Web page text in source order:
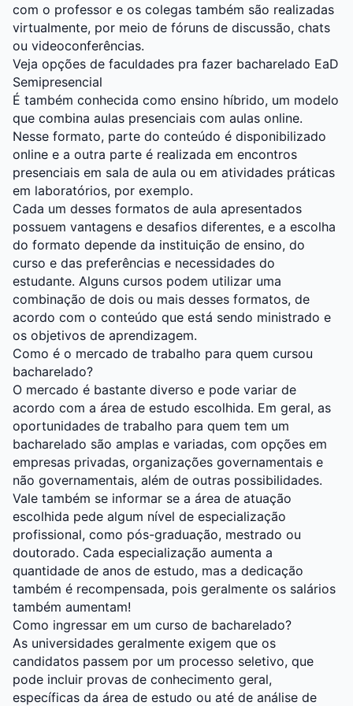
com o professor e os colegas também são realizadas
virtualmente, por meio de fóruns de discussão, chats
ou videoconferências.
Veja opções de faculdades pra fazer bacharelado EaD
Semipresencial
É também conhecida como ensino híbrido, um modelo
que combina aulas presenciais com aulas online.
Nesse formato, parte do conteúdo é disponibilizado
online e a outra parte é realizada em encontros
presenciais em sala de aula ou em atividades práticas
em laboratórios, por exemplo.
Cada um desses formatos de aula apresentados
possuem vantagens e desafios diferentes, e a escolha
do formato depende da instituição de ensino, do
curso e das preferências e necessidades do
estudante. Alguns cursos podem utilizar uma
combinação de dois ou mais desses formatos, de
acordo com o conteúdo que está sendo ministrado e
os objetivos de aprendizagem.
Como é o mercado de trabalho para quem cursou
bacharelado?
O mercado é bastante diverso e pode variar de
acordo com a área de estudo escolhida. Em geral, as
oportunidades de trabalho para quem tem um
bacharelado são amplas e variadas, com opções em
empresas privadas, organizações governamentais e
não governamentais, além de outras possibilidades.
Vale também se informar se a área de atuação
escolhida pede algum nível de especialização
profissional, como pós-graduação, mestrado ou
doutorado. Cada especialização aumenta a
quantidade de anos de estudo, mas a dedicação
também é recompensada, pois geralmente os salários
também aumentam!
Como ingressar em um curso de bacharelado?
As universidades geralmente exigem que os
candidatos passem por um processo seletivo, que
pode incluir provas de conhecimento geral,
específicas da área de estudo ou até de análise de